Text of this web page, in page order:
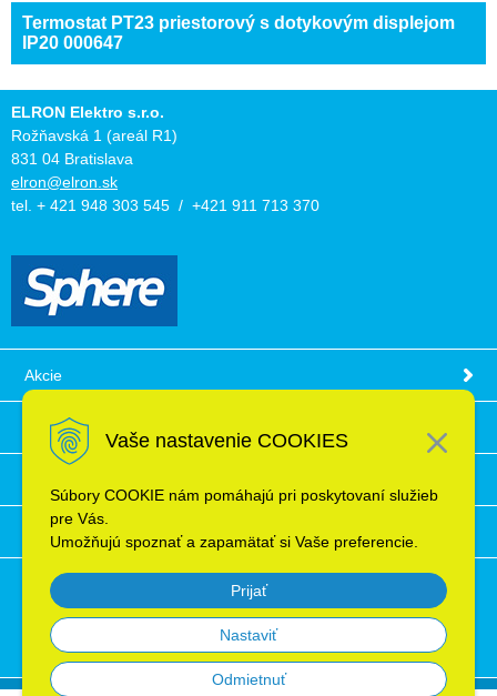
Vaše nastavenie COOKIES
Súbory COOKIE nám pomáhajú pri poskytovaní služieb
pre Vás.
Umožňujú spoznať a zapamätať si Vaše preferencie.
Prijať
Nastaviť
Odmietnuť
Termostat PT23 priestorový s dotykovým displejom
IP20 000647
ELRON Elektro s.r.o.
Rožňavská 1 (areál R1)
831 04 Bratislava
elron@elron.sk
tel. + 421 948 303 545 / +421 911 713 370
Akcie
Obchodné podmienky
Ochrana osobných údajov